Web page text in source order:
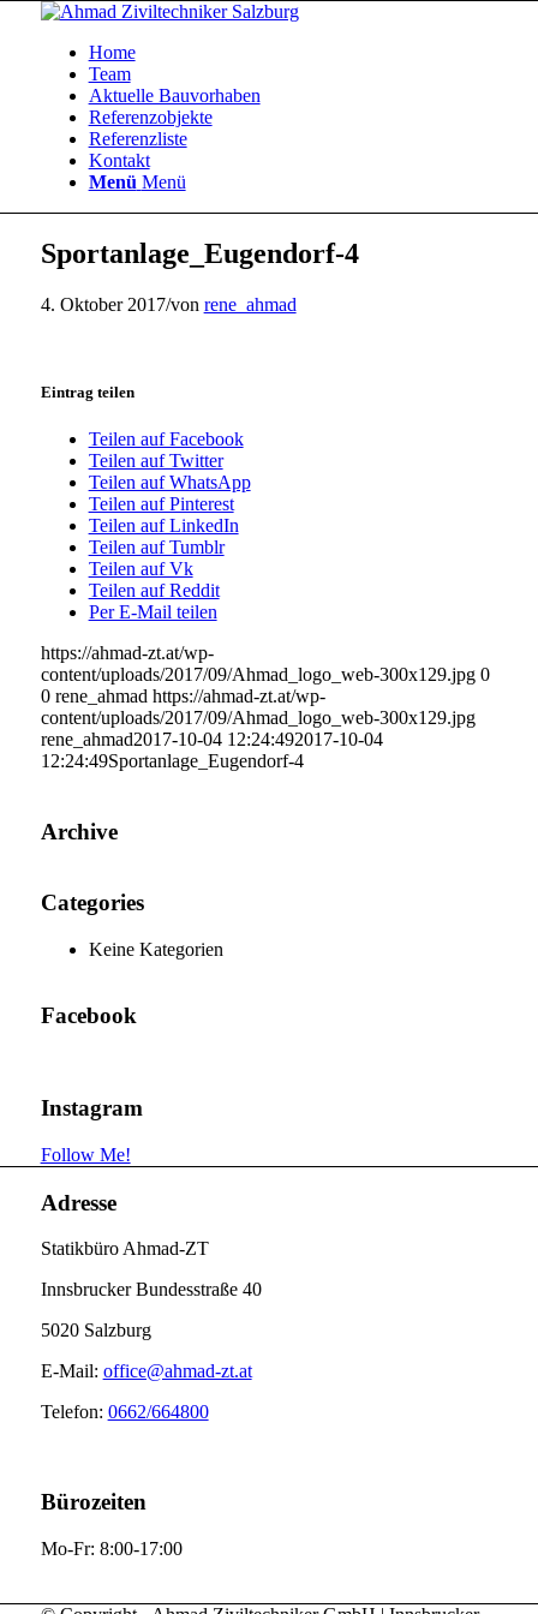
Home
Team
Aktuelle Bauvorhaben
Referenzobjekte
Referenzliste
Kontakt
Menü Menü
Sportanlage_Eugendorf-4
4. Oktober 2017/von rene_ahmad
Eintrag teilen
Teilen auf Facebook
Teilen auf Twitter
Teilen auf WhatsApp
Teilen auf Pinterest
Teilen auf LinkedIn
Teilen auf Tumblr
Teilen auf Vk
Teilen auf Reddit
Per E-Mail teilen
https://ahmad-zt.at/wp-
content/uploads/2017/09/Ahmad_logo_web-300x129.jpg 0
0 rene_ahmad https://ahmad-zt.at/wp-
content/uploads/2017/09/Ahmad_logo_web-300x129.jpg
rene_ahmad2017-10-04 12:24:492017-10-04
12:24:49Sportanlage_Eugendorf-4
Archive
Categories
Keine Kategorien
Facebook
Instagram
Follow Me!
Adresse
Statikbüro Ahmad-ZT
Innsbrucker Bundesstraße 40
5020 Salzburg
E-Mail: office@ahmad-zt.at
Telefon: 0662/664800
Bürozeiten
Mo-Fr: 8:00-17:00